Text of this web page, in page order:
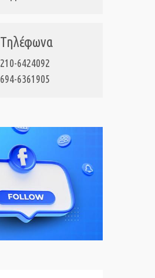
Τηλέφωνα
210-6424092
694-6361905